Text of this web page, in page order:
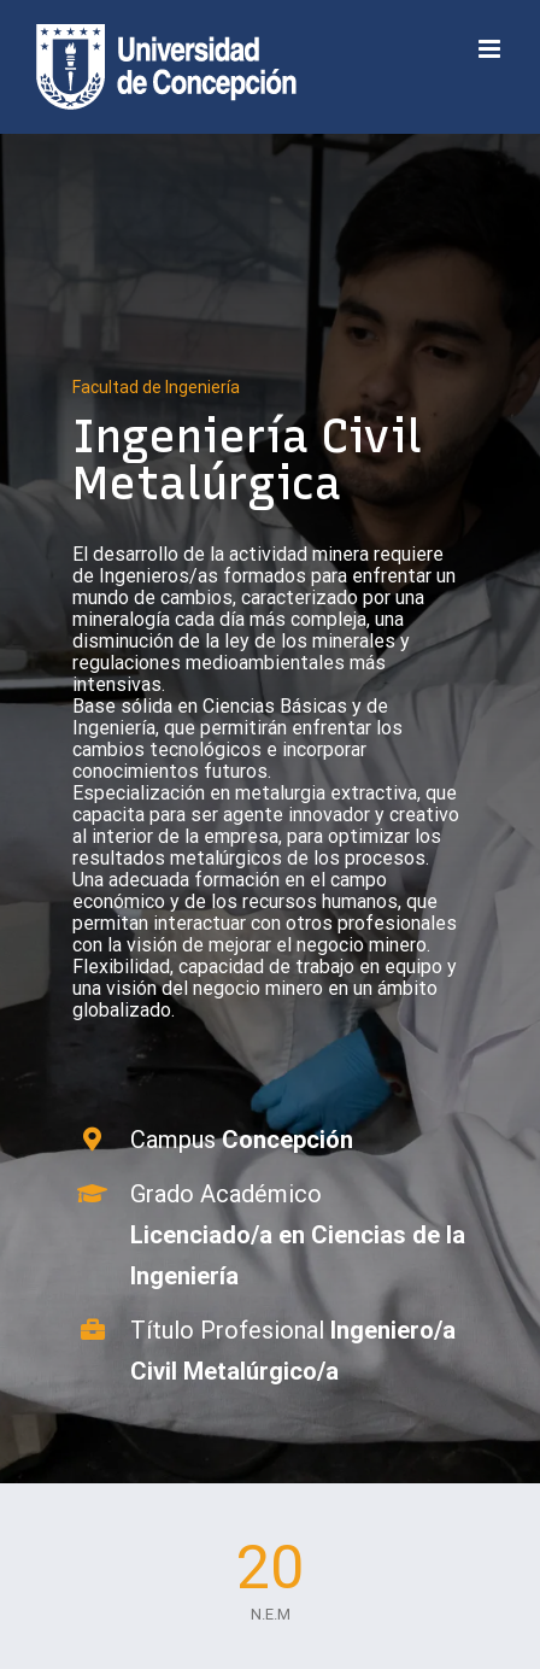
Abrir barra de herramientas
content
Facultad de Ingeniería
Ingeniería Civil
Metalúrgica
El desarrollo de la actividad minera requiere
de Ingenieros/as formados para enfrentar un
mundo de cambios, caracterizado por una
mineralogía cada día más compleja, una
disminución de la ley de los minerales y
regulaciones medioambientales más
intensivas.
Base sólida en Ciencias Básicas y de
Ingeniería, que permitirán enfrentar los
cambios tecnológicos e incorporar
conocimientos futuros.
Especialización en metalurgia extractiva, que
capacita para ser agente innovador y creativo
al interior de la empresa, para optimizar los
resultados metalúrgicos de los procesos.
Una adecuada formación en el campo
económico y de los recursos humanos, que
permitan interactuar con otros profesionales
con la visión de mejorar el negocio minero.
Flexibilidad, capacidad de trabajo en equipo y
una visión del negocio minero en un ámbito
globalizado.
CampusConcepción
Grado Académico
Licenciado/a en Ciencias de la
Ingeniería
Título Profesional Ingeniero/a
Civil Metalúrgico/a
20
N.E.M